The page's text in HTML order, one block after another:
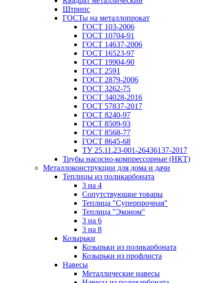
Штрипс
ГОСТы на металлопрокат
ГОСТ 103-2006
ГОСТ 10704-91
ГОСТ 14637-2006
ГОСТ 16523-97
ГОСТ 19904-90
ГОСТ 2591
ГОСТ 2879-2006
ГОСТ 3262-75
ГОСТ 34028-2016
ГОСТ 57837-2017
ГОСТ 8240-97
ГОСТ 8509-93
ГОСТ 8568-77
ГОСТ 8645-68
ТУ 25.11.23-001-26436137-2017
Трубы насосно-компрессорные (НКТ)
Металлоконструкции для дома и дачи
Теплицы из поликарбоната
3 на 4
Сопутствующие товары
Теплица "Суперпрочная"
Теплица "Эконом"
3 на 6
3 на 8
Козырьки
Козырьки из поликарбоната
Козырьки из профлиста
Навесы
Металлические навесы